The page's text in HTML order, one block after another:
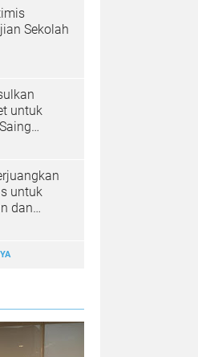
Sekolah
untuk
untuk
dan